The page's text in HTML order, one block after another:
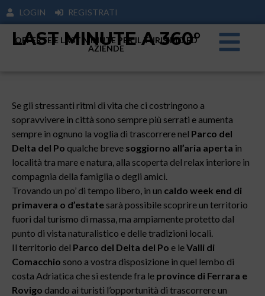
LOGIN REGISTRATI
LAST MINUTE A 360°
OFFERTE E LAST MINUTE PER IL TURISIMO ED
AZIENDE
Se gli stressanti ritmi di vita che ci costringono a
sopravvivere in città sono sempre più serrati e aumenta
sempre in ognuno la voglia di trascorrere nel Parco del
Delta del Po qualche breve soggiorno all’aria aperta in
località tra mare e natura, alla scoperta del relax interiore in
compagnia della famiglia o degli amici.
Trovando un po’ di tempo libero, in un caldo week end di
primavera o d’estate sarà possibile scoprire un territorio
fuori dal turismo di massa, ma ampiamente protetto dal
punto di vista naturalistico e delle tradizioni locali.
Il territorio del Parco del Delta del Po e leValli di
Comacchio sono a vostra disposizione in quel lembo di
costa Adriatica che si estende fra le province di Ferrara e
Rovigo dando ai turisti l’opportunità di trascorrere un